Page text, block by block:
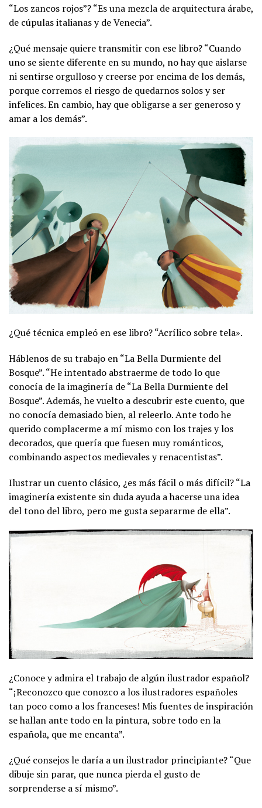
“Los zancos rojos”? “Es una mezcla de arquitectura árabe,
de cúpulas italianas y de Venecia”.
¿Qué mensaje quiere transmitir con ese libro? “Cuando
uno se siente diferente en su mundo, no hay que aislarse
ni sentirse orgulloso y creerse por encima de los demás,
porque corremos el riesgo de quedarnos solos y ser
infelices. En cambio, hay que obligarse a ser generoso y
amar a los demás”.
¿Qué técnica empleó en ese libro? “Acrílico sobre tela».
Háblenos de su trabajo en “La Bella Durmiente del
Bosque”. “He intentado abstraerme de todo lo que
conocía de la imaginería de “La Bella Durmiente del
Bosque”. Además, he vuelto a descubrir este cuento, que
no conocía demasiado bien, al releerlo. Ante todo he
querido complacerme a mí mismo con los trajes y los
decorados, que quería que fuesen muy románticos,
combinando aspectos medievales y renacentistas”.
Ilustrar un cuento clásico, ¿es más fácil o más difícil? “La
imaginería existente sin duda ayuda a hacerse una idea
del tono del libro, pero me gusta separarme de ella”.
¿Conoce y admira el trabajo de algún ilustrador español?
“¡Reconozco que conozco a los ilustradores españoles
tan poco como a los franceses! Mis fuentes de inspiración
se hallan ante todo en la pintura, sobre todo en la
española, que me encanta”.
¿Qué consejos le daría a un ilustrador principiante? “Que
dibuje sin parar, que nunca pierda el gusto de
sorprenderse a sí mismo”.